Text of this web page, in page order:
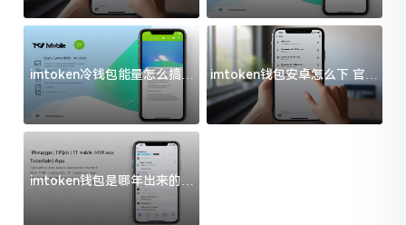
imtoken冷钱包能量怎么搞？
过来人告诉你门道
imtoken钱包安卓怎么下 官方
渠道避坑指南
imtoken钱包是哪年出来的？
一文给你说清楚